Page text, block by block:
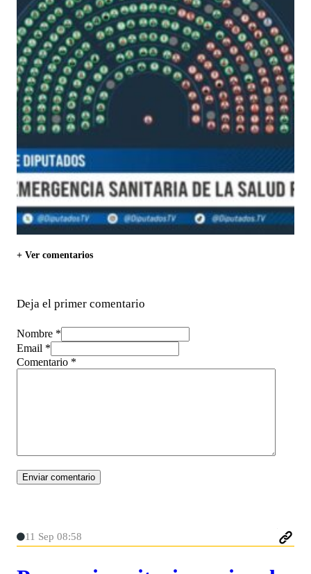
+ Ver comentarios
Deja el primer comentario
Nombre *
Email *
Comentario *
11 Sep 08:58